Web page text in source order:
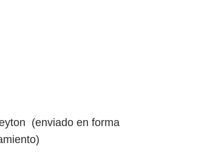
(enviado en forma